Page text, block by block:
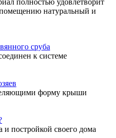
натуральный и
сруба
к системе
форму крыши
и постройкой своего дома